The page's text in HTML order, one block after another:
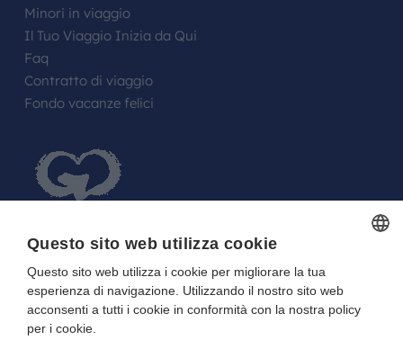
Minori in viaggio
Il Tuo Viaggio Inizia da Qui
Faq
Contratto di viaggio
Fondo vacanze felici
FARE UN REGALO AGLI SPOSI O A UN
FESTEGGIATO?
La tua Lista in Viaggio…
Questo sito web utilizza cookie
Questo sito web utilizza i cookie per migliorare la tua
esperienza di navigazione. Utilizzando il nostro sito web
acconsenti a tutti i cookie in conformità con la nostra policy
per i cookie.